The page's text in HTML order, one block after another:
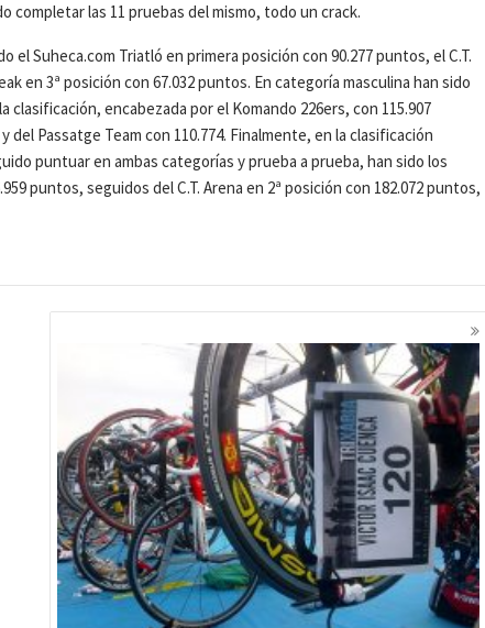
completar las 11 pruebas del mismo, todo un crack.
Suheca.com Triatló en primera posición con 90.277 puntos, el C.T.
en 3ª posición con 67.032 puntos. En categoría masculina han sido
encabezada por el Komando 226ers, con 115.907
del Passatge Team con 110.774. Finalmente, en la clasificación
puntuar en ambas categorías y prueba a prueba, han sido los
puntos, seguidos del C.T. Arena en 2ª posición con 182.072 puntos,